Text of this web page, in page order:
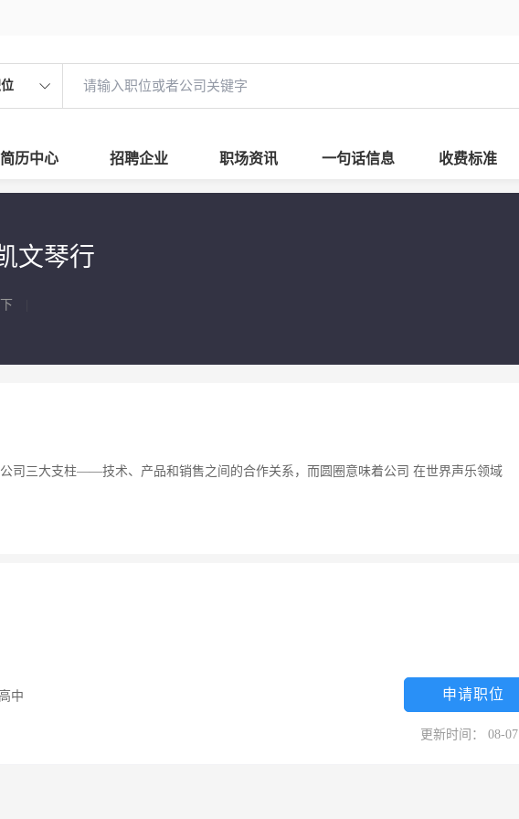
简历中心 招聘企业 职场资讯 一句话信息 收费标准
文琴行
司三大支柱——技术、产品和销售之间的合作关系，而圆圈意味着公司 在世界声乐领域
高中 申请职位
更新时间： 08-07